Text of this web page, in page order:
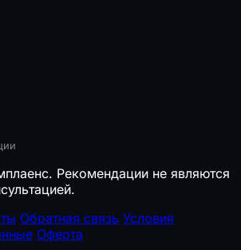
Рекомендации не являются
Обратная связь Условия
Оферта